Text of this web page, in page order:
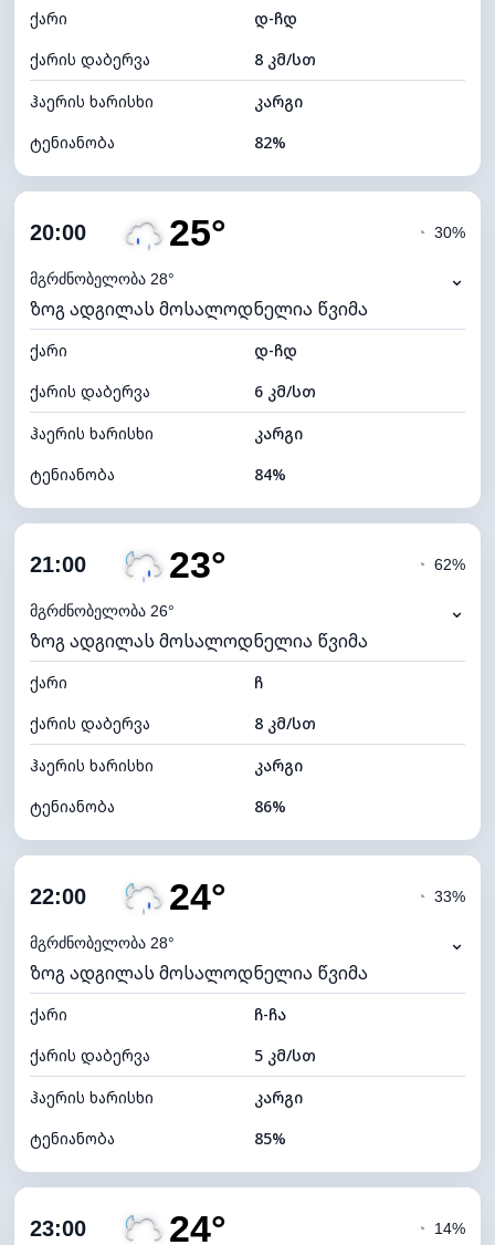
განათების ინდექსი 4 (მკრთალი)
ღრუბლის სიმაღლე 5360 მ
ქარი
დ-ჩდ
ქარის დაბერვა
8 კმ/სთ
ჰაერის ხარისხი
კარგი
ტენიანობა
82%
ღრუბლიანობა
ნამის წერტილი
ხილვადობა
9 კმ
განათების ინდექსი 4 (მკრთალი)
ღრუბლის სიმაღლე 5760 მ
20:00 25°
მგრძნობელობა 28°
◔ 30%
⌄
ზოგ ადგილას მოსალოდნელია წვიმა
ქარი
დ-ჩდ
ქარის დაბერვა
6 კმ/სთ
ჰაერის ხარისხი
კარგი
ტენიანობა
84%
ღრუბლიანობა
ნამის წერტილი
ხილვადობა
10 კმ
განათების ინდექსი 4 (მკრთალი)
ღრუბლის სიმაღლე 5680 მ
21:00 23°
მგრძნობელობა 26°
◔ 62%
⌄
ზოგ ადგილას მოსალოდნელია წვიმა
ქარი
ჩ
ქარის დაბერვა
8 კმ/სთ
ჰაერის ხარისხი
კარგი
ტენიანობა
86%
ღრუბლიანობა
ნამის წერტილი
ხილვადობა
9 კმ
განათების ინდექსი 0 (ბნელი)
ღრუბლის სიმაღლე 6320 მ
22:00 24°
მგრძნობელობა 28°
◔ 33%
⌄
ზოგ ადგილას მოსალოდნელია წვიმა
ქარი
ჩ-ჩა
ქარის დაბერვა
5 კმ/სთ
ჰაერის ხარისხი
კარგი
ტენიანობა
85%
ღრუბლიანობა
23:00 24° ◔ 14%